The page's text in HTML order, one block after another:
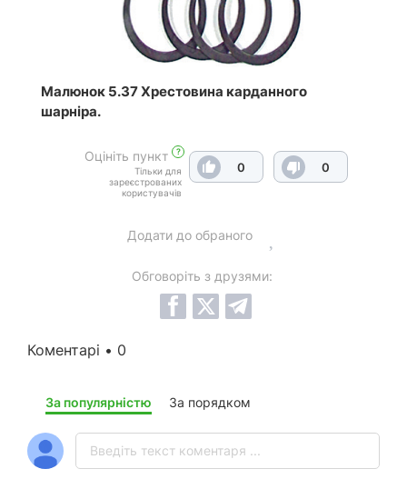
Малюнок 5.37 Хрестовина карданного
шарніра.
Оцініть пункт ?
Тільки для
зареєстрованих
користувачів
0 0
Додати до обраного
Обговоріть з друзями:
Коментарі • 0
За популярністю За порядком